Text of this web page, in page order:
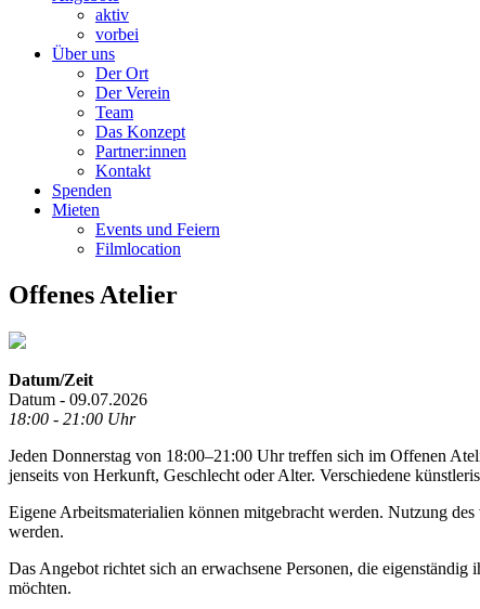
aktiv
vorbei
Über uns
Der Ort
Der Verein
Team
Das Konzept
Partner:innen
Kontakt
Spenden
Mieten
Events und Feiern
Filmlocation
Offenes Atelier
Datum/Zeit
Datum - 09.07.2026
18:00 - 21:00 Uhr
Jeden Donnerstag von 18:00–21:00 Uhr treffen sich im Offenen
jenseits von Herkunft, Geschlecht oder Alter. Verschiedene
Eigene Arbeitsmaterialien können mitgebracht werden. Nutzung
werden.
Das Angebot richtet sich an erwachsene Personen, die
möchten.